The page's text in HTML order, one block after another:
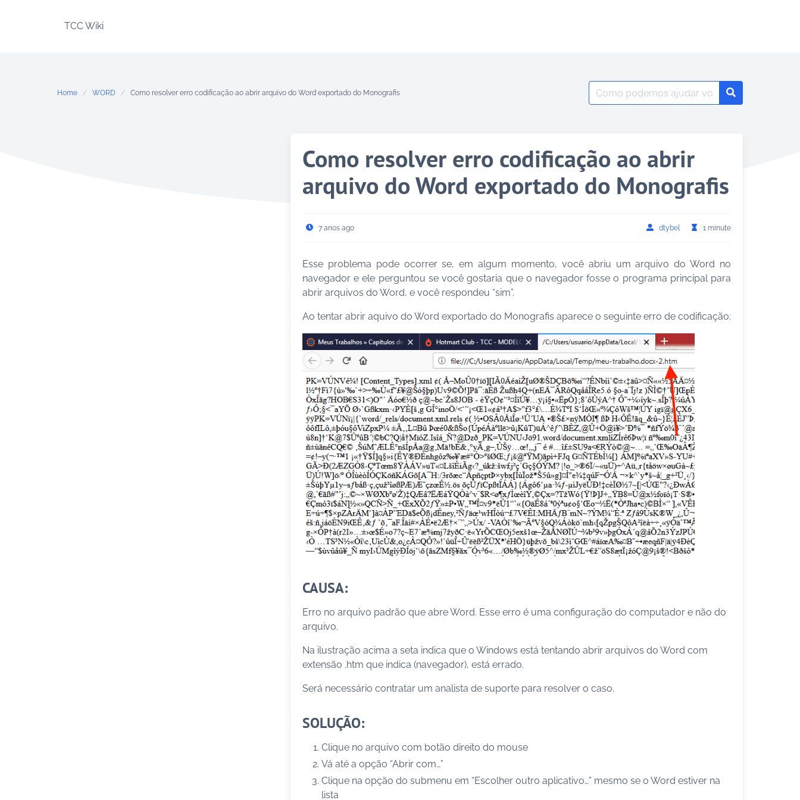
TCC Wiki
Home WORD Como resolver erro codificação ao abrir arquivo do Word exportado do Monografis
Search
for:
Search
Como resolver erro codificação ao abrir
arquivo do Word exportado do Monografis
7 anos ago dtybel 1 minute
Esse problema pode ocorrer se, em algum momento, você abriu um arquivo do Word no
navegador e ele perguntou se você gostaria que o navegador fosse o programa principal para
abrir arquivos do Word, e você respondeu “sim”.
Ao tentar abrir aquivo do Word exportado do Monografis aparece o seguinte erro de codificação:
CAUSA:
Erro no arquivo padrão que abre Word. Esse erro é uma configuração do computador e não do
arquivo.
Na ilustração acima a seta indica que o Windows está tentando abrir arquivos do Word com
extensão .htm que indica (navegador), está errado.
Será necessário contratar um analista de suporte para resolver o caso.
SOLUÇÃO:
Clique no arquivo com botão direito do mouse
Vá até a opção “Abrir com…”
Clique na opção do submenu em “Escolher outro aplicativo…” mesmo se o Word estiver na
lista